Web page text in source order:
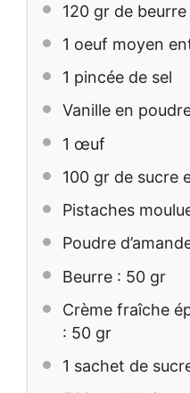
120 gr de
1 oeuf moyen
1 pincée de sel
Vanille en
1 œuf
100 gr de sucre
Pistaches
Poudre
Beurre : 50 gr
Crème fraîche
: 50 gr
1 sachet de